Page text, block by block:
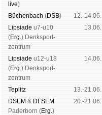
live)
Büchen­bach (DSB)
12.-14.06.
Lipsiade u7-u10
(Erg.) Denk­sport­
zen­trum
13.06.
Lipsiade u12-u18
(Erg.) Denk­sport­
zen­trum
14.06.
Tep­litz
13.-21.06.
DSEM & DFSEM
Pader­born (Erg.)
20.-21.06.